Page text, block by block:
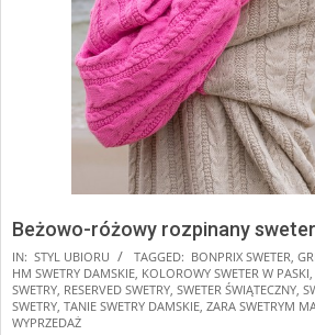
Beżowo-różowy rozpinany
2025-
11-
06
IN: STYL UBIORU TAGGED: BONPRIX SWETER
HM SWETRY DAMSKIE KOLOROWY SWETER W PASKI
SWETRY RESERVED SWETRY SWETER ŚWIĄTECZNY
SWETRY TANIE SWETRY DAMSKIE ZARA SWETRYM
WYPRZEDAŻ